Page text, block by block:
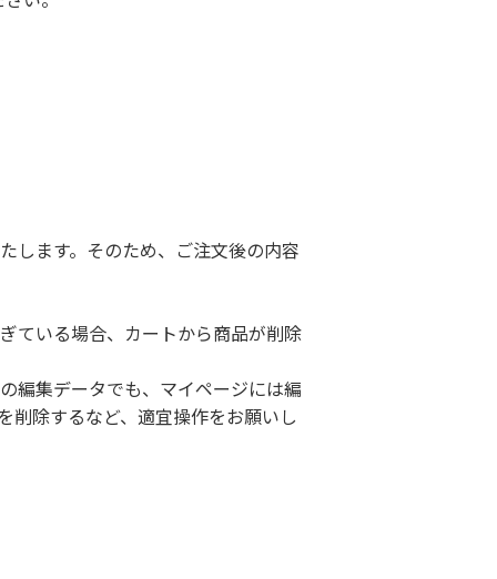
します。そのため、ご注文後の内容
ている場合、カートから商品が削除
編集データでも、マイページには編
削除するなど、適宜操作をお願いし